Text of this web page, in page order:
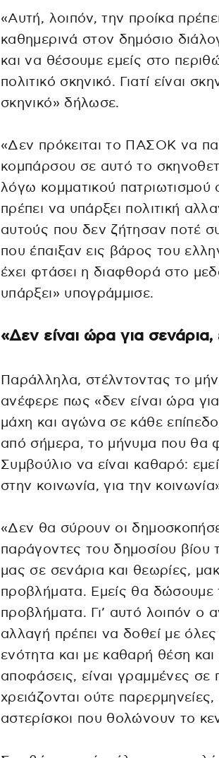
«Αυτή, λοιπόν, την προίκα
καθημερινά στον δημόσιο
και να θέσουμε εμείς στο
πολιτικό σκηνικό. Γιατί είναι
σκηνικό» δήλωσε.
«Δεν πρόκειται το ΠΑΣΟΚ να
κομπάρσου σε αυτό το
λόγω κομματικού πατριωτισμού
πρέπει να υπάρξει πολιτική
αυτούς που δεν ζήτησαν ποτέ
που έπαιξαν εις βάρος του
έχει φτάσει η διαφθορά στο
υπάρξει» υπογράμμισε.
«Δεν είναι ώρα για
Παράλληλα, στέλντοντας το
ανέφερε πως «δεν είναι ώρα
μάχη και αγώνα σε κάθε
από σήμερα, το μήνυμα που θα
Συμβούλιο να είναι καθαρό:
στην κοινωνία, για την
«Δεν θα σύρουν οι
παράγοντες του δημοσίου βίου
μας σε σενάρια και θεωρίες,
προβλήματα. Εμείς θα δώσουμε
προβλήματα. Γι’ αυτό λοιπόν ο
αλλαγή πρέπει να δοθεί με
ενότητα και με καθαρή θέση
αποφάσεις, είναι γραμμένες σε
χρειάζονται ούτε
αστερίσκοι που θολώνουν το